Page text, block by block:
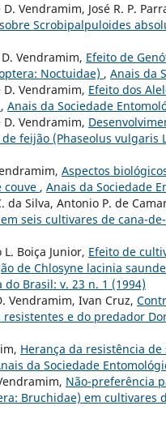
Vendramim, José R. P.
Scrobipalpuloides
Vendramim, Efeito de
Noctuidae) , Anais da
D. Vendramim, Efeito dos
, Anais da Sociedade
D. Vendramim,
feijão (Phaseolus vulgaris
Aspectos
couve , Anais da Sociedade
da Silva, Antonio P. de
seis cultivares de cana-
Boiça Junior, Efeito de
de Chlosyne lacinia
Brasil: v. 23 n. 1 (1994)
Vendramim, Ivan Cruz,
e do predador
Herança da resistência
da Sociedade
Não-preferência
Bruchidae) em cultivares